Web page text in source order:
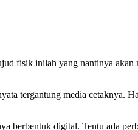
fisik inilah yang nantinya
tergantung media cetaknya.
berbentuk digital. Tentu ada